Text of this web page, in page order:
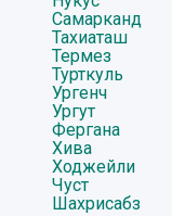
Самарканд
Тахиаташ
Термез
Турткуль
Ургенч
Ургут
Фергана
Хива
Ходжейли
Чуст
Шахрисабз